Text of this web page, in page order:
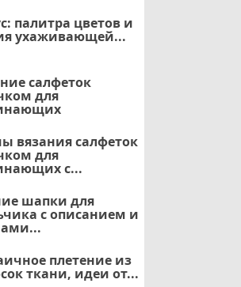
палитра цветов и
ухаживающей...
салфеток
для
вязания салфеток
для
с...
шапки для
с описанием и
плетение из
ткани, идеи от...